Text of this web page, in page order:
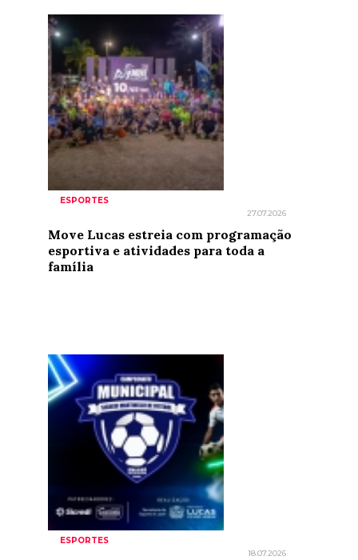
ESPORTES
27.07.2026
Move Lucas estreia com programação
esportiva e atividades para toda a
família
ESPORTES
18.07.2026